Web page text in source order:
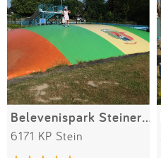
Belevenispark Steinerbos Stadhouderslaan
6171 KP Stein